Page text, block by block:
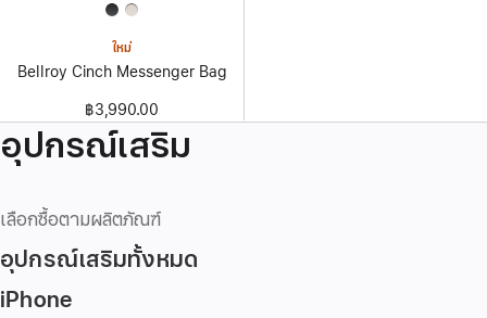
ใหม่
Bellroy Cinch Messenger Bag
฿3,990.00
อุปกรณ์เสริม
เลือกซื้อตามผลิตภัณฑ์
อุปกรณ์เสริมทั้งหมด
iPhone